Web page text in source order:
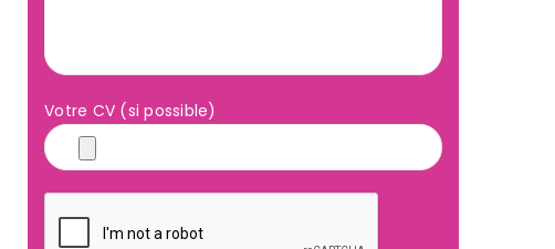
Votre CV (si possible)
nous Restons connecté